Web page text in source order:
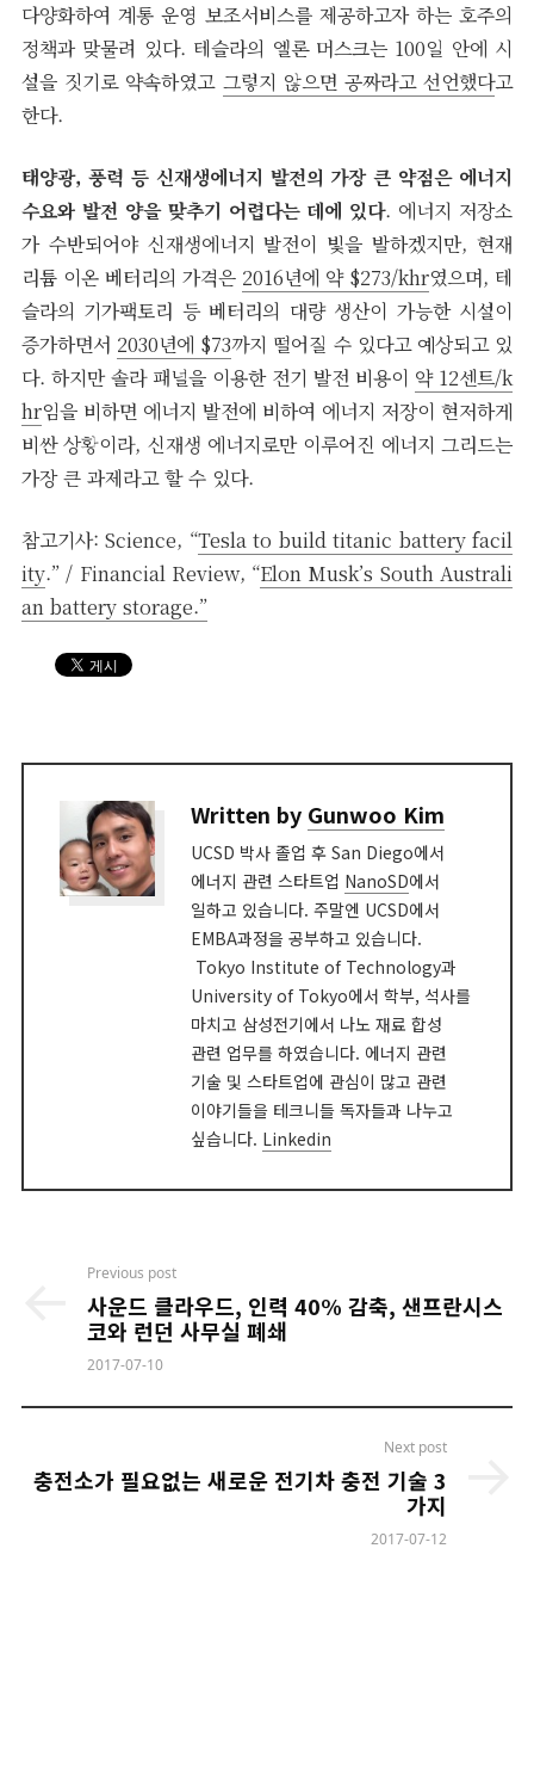
다양화하여 계통 운영 보조서비스를 제공하고자 하는 호주의
정책과 맞물려 있다. 테슬라의 엘론 머스크는 100일 안에 시
설을 짓기로 약속하였고 그렇지 않으면 공짜라고 선언했다고
한다.
태양광, 풍력 등 신재생에너지 발전의 가장 큰 약점은 에너지
수요와 발전 양을 맞추기 어렵다는 데에 있다. 에너지 저장소
가 수반되어야 신재생에너지 발전이 빛을 발하겠지만, 현재
리튬 이온 베터리의 가격은 2016년에 약 $273/khr였으며, 테
슬라의 기가팩토리 등 베터리의 대량 생산이 가능한 시설이
증가하면서 2030년에 $73까지 떨어질 수 있다고 예상되고 있
다. 하지만 솔라 패널을 이용한 전기 발전 비용이 약 12센트/k
hr임을 비하면 에너지 발전에 비하여 에너지 저장이 현저하게
비싼 상황이라, 신재생 에너지로만 이루어진 에너지 그리드는
가장 큰 과제라고 할 수 있다.
참고기사: Science, “Tesla to build titanic battery facil
ity.” / Financial Review, “Elon Musk’s South Australi
an battery storage.”
Written by Gunwoo Kim
UCSD 박사 졸업 후 San Diego에서
에너지 관련 스타트업 NanoSD에서
일하고 있습니다. 주말엔 UCSD에서
EMBA과정을 공부하고 있습니다.
Tokyo Institute of Technology과
University of Tokyo에서 학부, 석사를
마치고 삼성전기에서 나노 재료 합성
관련 업무를 하였습니다. 에너지 관련
기술 및 스타트업에 관심이 많고 관련
이야기들을 테크니들 독자들과 나누고
싶습니다. Linkedin
navigation
Previous post
사운드 클라우드, 인력 40% 감축, 샌프란시스
코와 런던 사무실 폐쇄
2017-07-10
Next post
충전소가 필요없는 새로운 전기차 충전 기술 3
가지
2017-07-12